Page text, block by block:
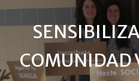
COMUNIDAD